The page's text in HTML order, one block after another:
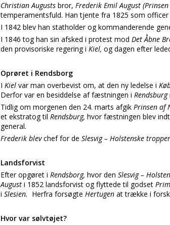
Christian Augusts bror, Frederik Emil August
temperamentsfuld. Han tjente fra 1825 som officer
I 1842 blev han statholder og kommanderende
I 1846 tog han sin afsked i protest mod Det Åbne
den provisoriske regering i Kiel, og dagen efter
Oprøret i Rendsborg
I Kiel var man overbevist om, at den ny ledelse i
Derfor var en besiddelse af fæstningen i Rendsburg
Tidlig om morgenen den 24. marts afgik Prinsen af
et ekstratog til Rendsburg, hvor fæstningen blev
general.
Frederik blevchef for de Slesvig – Holstenske
Landsforvist
Efter opgøret i Rendsborg, hvor den Slesvig –
August i 1852 landsforvist og flyttede til godset
i Slesien. Herfra forsøgte Hertugen at trække i
Hvor var sølvtøjet?